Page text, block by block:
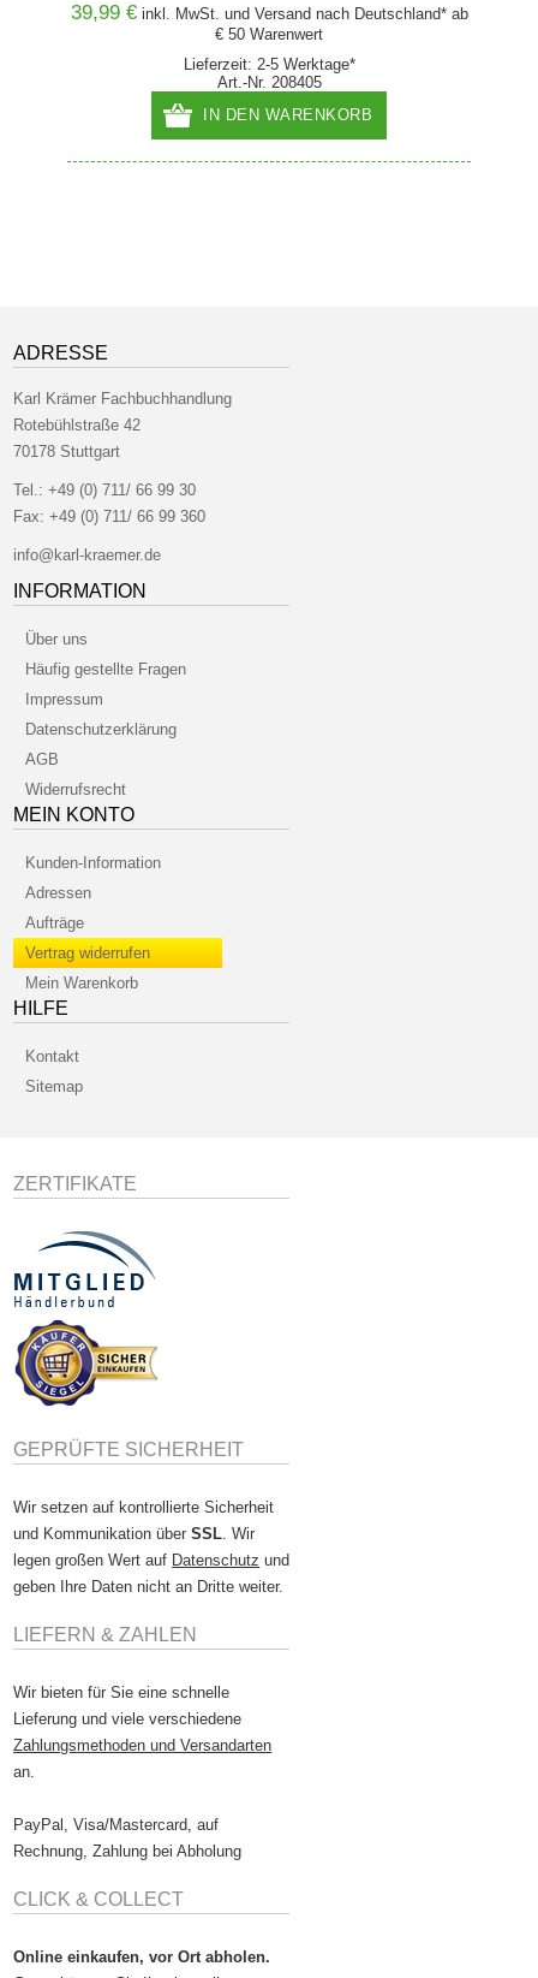
39,99 € inkl. MwSt. und Versand nach Deutschland* ab
€ 50 Warenwert
Lieferzeit: 2-5 Werktage*
Art.-Nr. 208405
IN DEN WARENKORB
ADRESSE
Karl Krämer Fachbuchhandlung
Rotebühlstraße 42
70178 Stuttgart
Tel.:+49 (0) 711/ 66 99 30
Fax: +49 (0) 711/ 66 99 360
info@karl-kraemer.de
INFORMATION
Über uns
Häufig gestellte Fragen
Impressum
Datenschutzerklärung
AGB
Widerrufsrecht
MEIN KONTO
Kunden-Information
Adressen
Aufträge
Vertrag widerrufen
Mein Warenkorb
HILFE
Kontakt
Sitemap
ZERTIFIKATE
GEPRÜFTE SICHERHEIT
Wir setzen auf kontrollierte Sicherheit
und Kommunikation überSSL. Wir
legen großen Wert auf Datenschutz und
geben Ihre Daten nicht an Dritte weiter.
LIEFERN & ZAHLEN
Wir bieten für Sie eine schnelle
Lieferung und viele verschiedene
Zahlungsmethoden und Versandarten
an.
PayPal, Visa/Mastercard, auf
Rechnung, Zahlung bei Abholung
CLICK & COLLECT
Online einkaufen, vor Ort abholen.